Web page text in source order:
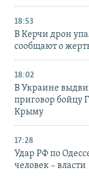
18:53
В Керчи дрон
сообщают о
18:02
В Украине
приговор бойцу
Крыму
17:28
Удар РФ по
человек – власти